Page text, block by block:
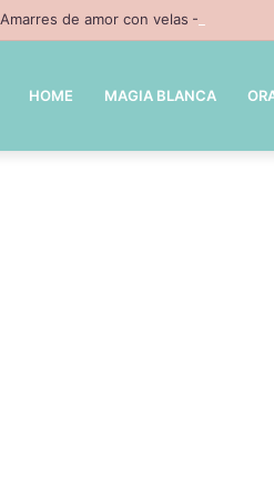
Amarres de amor con velas – 3
HOME MAGIA BLANCA